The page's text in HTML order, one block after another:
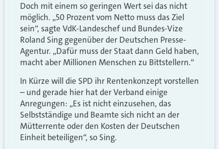
Doch mit einem so geringen Wert sei das nicht
möglich. „50 Prozent vom Netto muss das Ziel
sein“, sagte VdK-Landeschef und Bundes-Vize
Roland Sing gegenüber der Deutschen Presse-
Agentur. „Dafür muss der Staat dann Geld haben,
macht aber Millionen Menschen zu Bittstellern.“
In Kürze will die SPD ihr Rentenkonzept vorstellen
– und gerade hier hat der Verband einige
Anregungen: „Es ist nicht einzusehen, das
Selbstständige und Beamte sich nicht an der
Mütterrente oder den Kosten der Deutschen
Einheit beteiligen“, so Sing.